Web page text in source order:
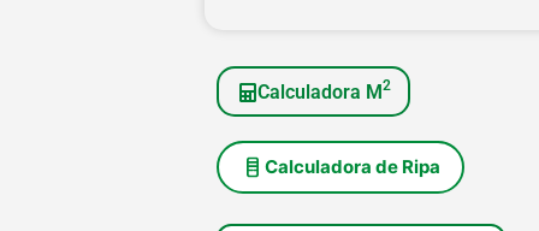
Calculadora M2
Calculadora de Ripa